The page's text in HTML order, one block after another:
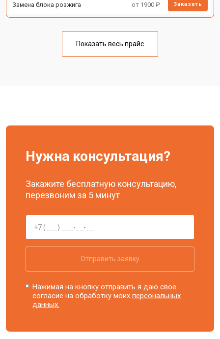
Замена блока розжига от 1900 ₽ Заказать
Показать весь прайс
Нужна консультация?
Закажите бесплатную консультацию,
перезвоним за 5 минут
Отправить заявку
Нажимая на кнопку отправить я даю свое
согласие на обработку моихперсональных
данных.